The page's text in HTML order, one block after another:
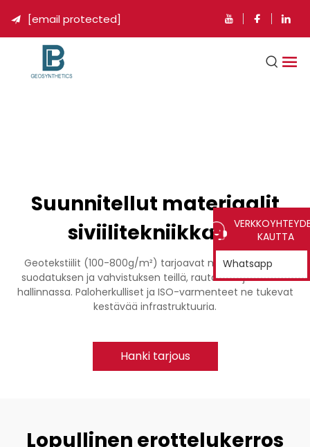
 [email protected]
Suunnitellut materiaalit
siviilitekniikkaan
Geotekstiilit (100-800g/m²) tarjoavat maan erottelun,
suodatuksen ja vahvistuksen teillä, rautateillä ja erosion
hallinnassa. Paloherkulliset ja ISO-varmenteet ne tukevat
kestävää infrastruktuuria.
Hanki tarjous
Lopullinen erottelukerros
KAUTTA
Whatsapp